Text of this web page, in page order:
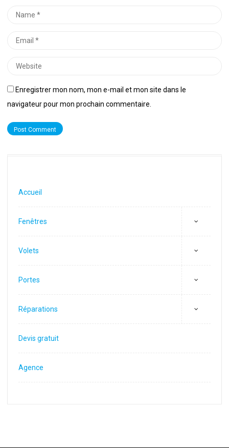
Name
Email
Website
Enregistrer mon nom, mon e-mail et mon site dans le
navigateur pour mon prochain commentaire.
Accueil
Fenêtres
Volets
Portes
Réparations
Devis gratuit
Agence